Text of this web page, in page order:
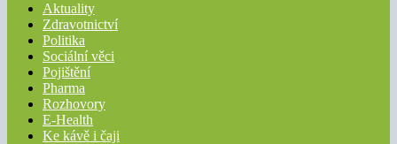
Aktuality
Zdravotnictví
Politika
Sociální věci
Pojištění
Pharma
Rozhovory
E-Health
Ke kávě i čaji